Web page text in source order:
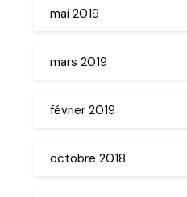
mai 2019
mars 2019
février 2019
octobre 2018